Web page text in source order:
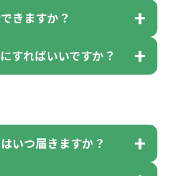
仕方】
数を入力ください。
など購入できる単位が決
にて対応させていただき
品については送料着払い
態により、対応が変わる
）×枚数+製版代
（商品代）+名入れ費用
印刷の場合には、名入
、製版代が2倍必要で
イページより各種帳票の
ドが可能です。
ちらはご確認ください。
ンロード
きますか？
イページより各種帳票の
ちらはご確認ください。
ンロード
すればいいですか？
願いします。
行
（おたいしてん）
いつ届きますか？